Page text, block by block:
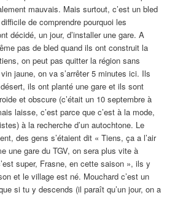
mauvais. Mais surtout, c’est un bled
de comprendre pourquoi les
décidé, un jour, d’installer une gare. A
pas de bled quand ils ont construit la
on peut pas quitter la région sans
jaune, on va s’arrêter 5 minutes ici. Ils
ils ont planté une gare et ils sont
et obscure (c’était un 10 septembre à
laisse, c’est parce que c’est à la mode,
à la recherche d’un autochtone. Le
des gens s’étaient dit « Tiens, ça a l’air
une gare du TGV, on sera plus vite à
super, Frasne, en cette saison », ils y
et le village est né. Mouchard c’est un
si tu y descends (il paraît qu’un jour, on a